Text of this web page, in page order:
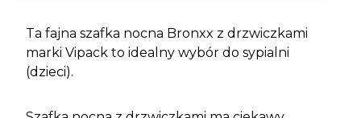
Ta fajna szafka nocna Bronxx z drzwiczkami
marki Vipack to idealny wybór do sypialni
(dzieci).